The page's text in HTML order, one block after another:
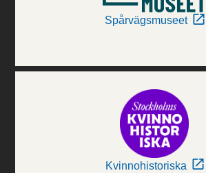
Spårvägsmuseet
Kvinnohistoriska